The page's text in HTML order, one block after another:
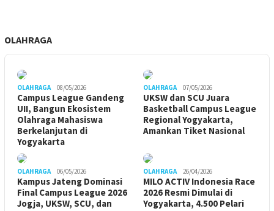
OLAHRAGA
OLAHRAGA 08/05/2026
Campus League Gandeng
UII, Bangun Ekosistem
Olahraga Mahasiswa
Berkelanjutan di
Yogyakarta
OLAHRAGA 07/05/2026
UKSW dan SCU Juara
Basketball Campus League
Regional Yogyakarta,
Amankan Tiket Nasional
OLAHRAGA 06/05/2026
Kampus Jateng Dominasi
Final Campus League 2026
Jogja, UKSW, SCU, dan
OLAHRAGA 26/04/2026
MILO ACTIV Indonesia Race
2026 Resmi Dimulai di
Yogyakarta, 4.500 Pelari